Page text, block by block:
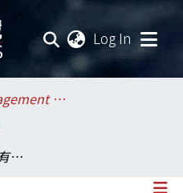
Log In
College of Management / 管理學院
衡量月營收公告期之私有資訊交易